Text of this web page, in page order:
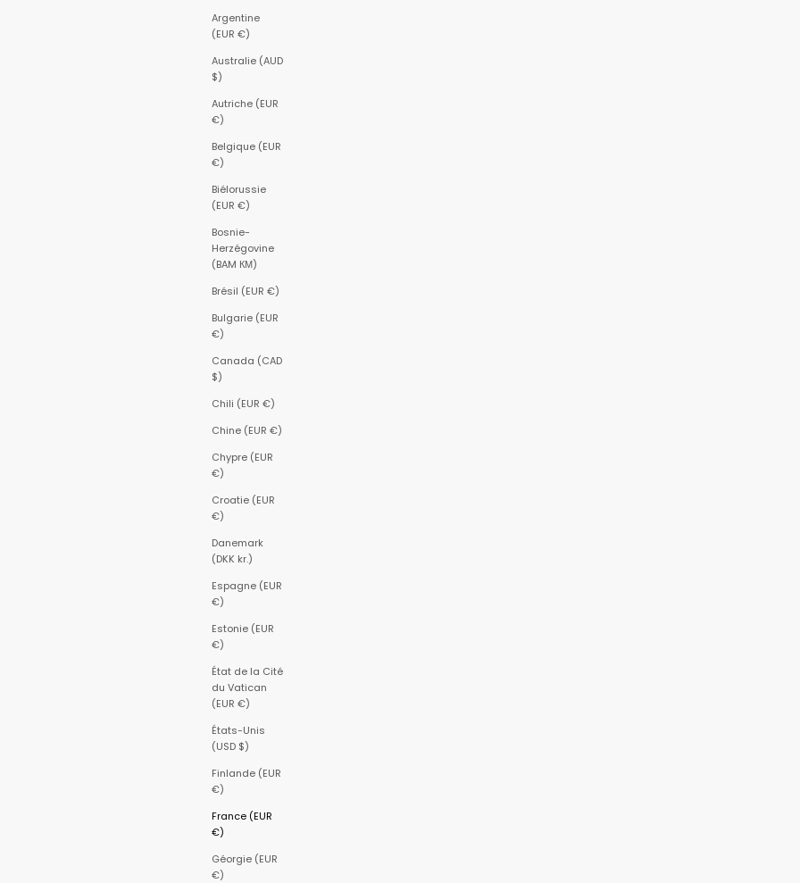
Argentine
(EUR €)
Australie (AUD
$)
Autriche (EUR
€)
Belgique (EUR
€)
Biélorussie
(EUR €)
Bosnie-
Herzégovine
(BAM КМ)
Brésil (EUR €)
Bulgarie (EUR
€)
Canada (CAD
$)
Chili (EUR €)
Chine (EUR €)
Chypre (EUR
€)
Croatie (EUR
€)
Danemark
(DKK kr.)
Espagne (EUR
€)
Estonie (EUR
€)
État de la Cité
du Vatican
(EUR €)
États-Unis
(USD $)
Finlande (EUR
€)
France (EUR
€)
Géorgie (EUR
€)